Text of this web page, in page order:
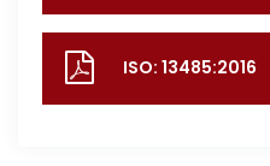
ISO: 13485:2016